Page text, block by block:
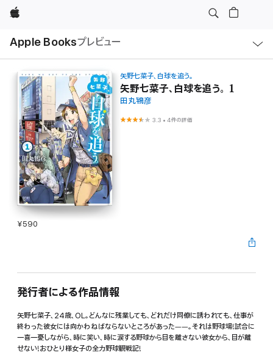
Apple
Apple Booksプレビュー
ル
矢野七菜子、白球を追う。
矢野七菜子、白球を追う。 1
田丸鴇彦
3.3 •4件の評価
¥590
発行者による作品情報
矢野七菜子、24歳、OL。どんなに残業しても、どれだけ同僚に誘われても、仕事が
終わった彼女には向かわねばならないところがあった――。それは野球場!試合に
一喜一憂しながら、時に笑い、時に涙する野球から目を離さない彼女から、目が離
せない!おひとり様女子の全力野球観戦記!